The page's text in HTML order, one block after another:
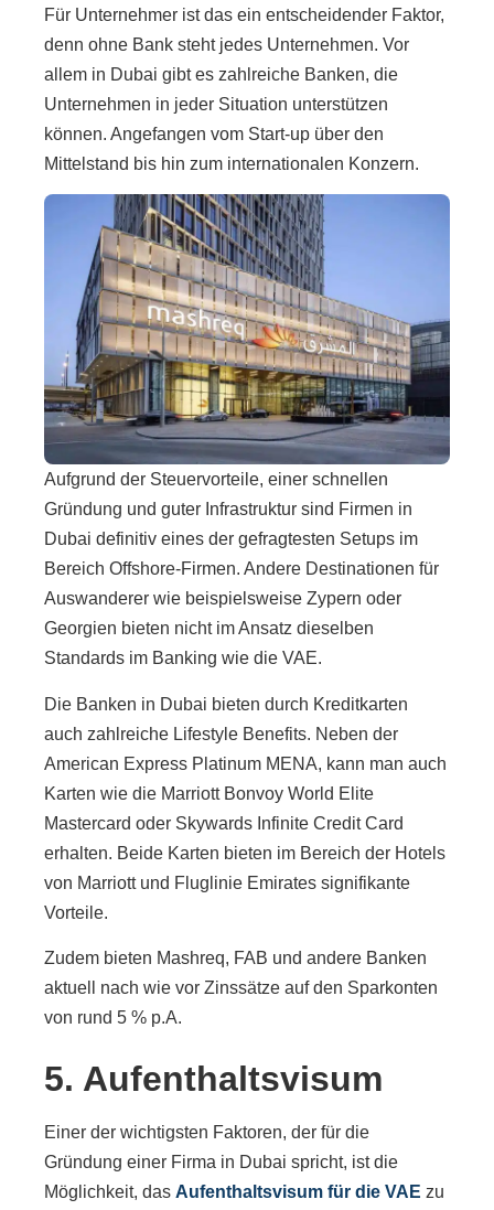
Für Unternehmer ist das ein entscheidender Faktor,
denn ohne Bank steht jedes Unternehmen. Vor
allem in Dubai gibt es zahlreiche Banken, die
Unternehmen in jeder Situation unterstützen
können. Angefangen vom Start-up über den
Mittelstand bis hin zum internationalen Konzern.
Aufgrund der Steuervorteile, einer schnellen
Gründung und guter Infrastruktur sind Firmen in
Dubai definitiv eines der gefragtesten Setups im
Bereich Offshore-Firmen. Andere Destinationen für
Auswanderer wie beispielsweise Zypern oder
Georgien bieten nicht im Ansatz dieselben
Standards im Banking wie die VAE.
Die Banken in Dubai bieten durch Kreditkarten
auch zahlreiche Lifestyle Benefits. Neben der
American Express Platinum MENA, kann man auch
Karten wie die Marriott Bonvoy World Elite
Mastercard oder Skywards Infinite Credit Card
erhalten. Beide Karten bieten im Bereich der Hotels
von Marriott und Fluglinie Emirates signifikante
Vorteile.
Zudem bieten Mashreq, FAB und andere Banken
aktuell nach wie vor Zinssätze auf den Sparkonten
von rund 5 % p.A.
5. Aufenthaltsvisum
Einer der wichtigsten Faktoren, der für die
Gründung einer Firma in Dubai spricht, ist die
Möglichkeit, das Aufenthaltsvisum für die VAE zu